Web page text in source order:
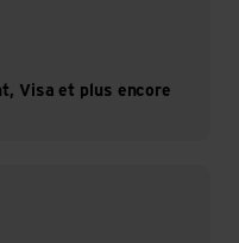
Visa et plus encore